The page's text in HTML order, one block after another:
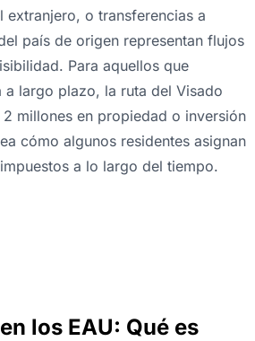
extranjero, o transferencias a
país de origen representan flujos
Para aquellos que
a largo plazo, la ruta del Visado
millones en propiedad o inversión
cómo algunos residentes asignan
a lo largo del tiempo.
los EAU: Qué es